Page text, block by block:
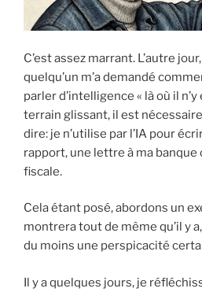
C’est assez marrant. L’autre
quelqu’un m’a demandé
parler d’intelligence « là où il n’y
terrain glissant, il est
dire: je n’utilise par l’IA pour
rapport, une lettre à ma banque
fiscale.
Cela étant posé, abordons un
montrera tout de même qu’il y
du moins une perspicacité
Il y a quelques jours, je